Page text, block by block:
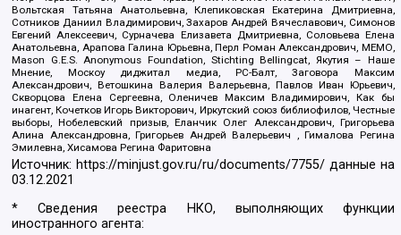
Вольтская Татьяна Анатольевна, Клепиковская Екатерина Дмитриевна,
Сотников Даниил Владимирович, Захаров Андрей Вячеславович, Симонов
Евгений Алексеевич, Сурначева Елизавета Дмитриевна, Соловьева Елена
Анатольевна, Арапова Галина Юрьевна, Перл Роман Александрович, МЕМО,
Mason G.E.S. Anonymous Foundation, Stichting Bellingcat, Якутия – Наше
Мнение, Москоу диджитал медиа, РС-Балт, Заговора Максим
Александрович, Ветошкина Валерия Валерьевна, Павлов Иван Юрьевич,
Скворцова Елена Сергеевна, Оленичев Максим Владимирович, Как бы
инагент, Кочетков Игорь Викторович, Иркутский союз библиофилов, Честные
выборы, Нобелевский призыв, Еланчик Олег Александрович, Григорьева
Алина Александровна, Григорьев Андрей Валерьевич , Гималова Регина
Эмилевна, Хисамова Регина Фаритовна
Источник:https://minjust.gov.ru/ru/documents/7755/ данные на
03.12.2021
* Сведения реестра НКО, выполняющих функции
иностранного агента: